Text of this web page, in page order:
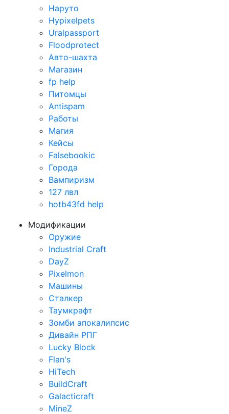
Наруто
Hypixelpets
Uralpassport
Floodprotect
Авто-шахта
Магазин
fp help
Питомцы
Antispam
Работы
Магия
Кейсы
Falsebookic
Города
Вампиризм
127 лвл
hotb43fd help
Модификации
Оружие
Industrial Craft
DayZ
Pixelmon
Машины
Сталкер
Таумкрафт
Зомби апокалипсис
Дивайн РПГ
Lucky Block
Flan's
HiTech
BuildCraft
Galacticraft
MineZ